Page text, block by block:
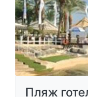
Пляж